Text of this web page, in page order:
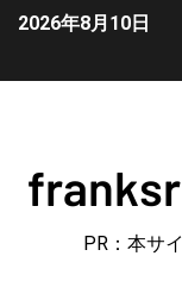
2026年8月10日
PR：本サ